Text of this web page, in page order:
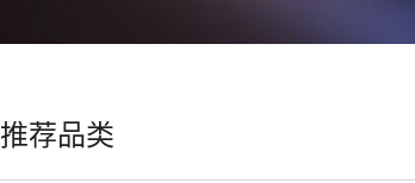
推荐品类